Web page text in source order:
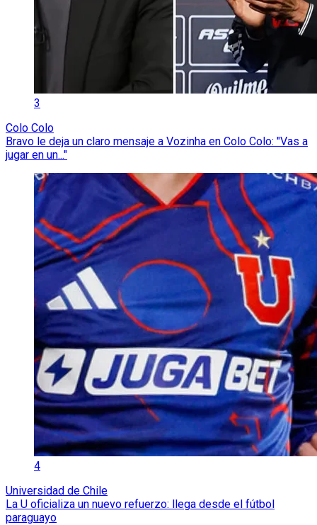
3
Colo Colo
Bravo le deja un claro mensaje a Vozinha en Colo Colo: "Vas a
jugar en un..."
4
Universidad de Chile
La U oficializa un nuevo refuerzo: llega desde el fútbol
paraguayo